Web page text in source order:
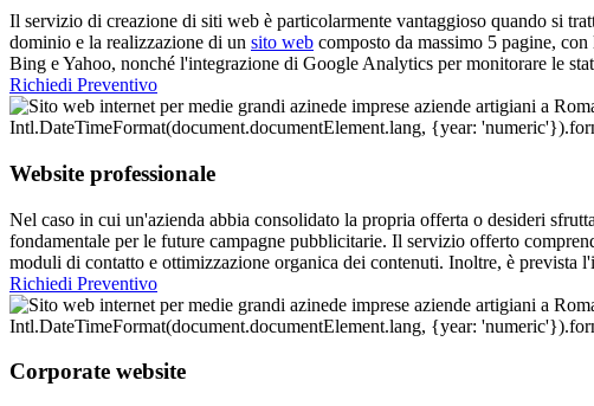
Il servizio di creazione di siti web è particolarmente vantaggioso quando si
dominio e la realizzazione di un sito web composto da massimo 5 pagine,
Bing e Yahoo, nonché l'integrazione di Google Analytics per monitorare le
Richiedi Preventivo
Website professionale
Nel caso in cui un'azienda abbia consolidato la propria offerta o desideri
fondamentale per le future campagne pubblicitarie. Il servizio offerto
moduli di contatto e ottimizzazione organica dei contenuti. Inoltre, è
Richiedi Preventivo
Corporate website